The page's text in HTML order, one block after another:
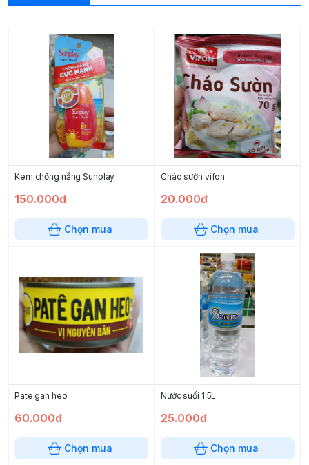
Kem chống nắng Sunplay
150.000đ
Chọn mua
Cháo sườn vifon
20.000đ
Chọn mua
Pate gan heo
60.000đ
Chọn mua
Nước suối 1.5L
25.000đ
Chọn mua